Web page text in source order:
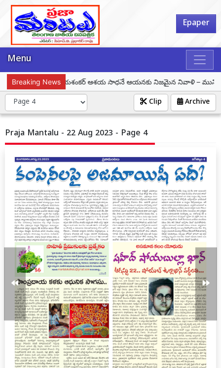
Epaper
Menu
Breaking News
ప్రొఫెసర్ కొత్తపల్లి జయశంకర్ ఆశయ సాధనే ఆయనకు నిజమైన నివాళి –
Archive
Clip
Praja Mantalu - 22 Aug 2023 - Page 4